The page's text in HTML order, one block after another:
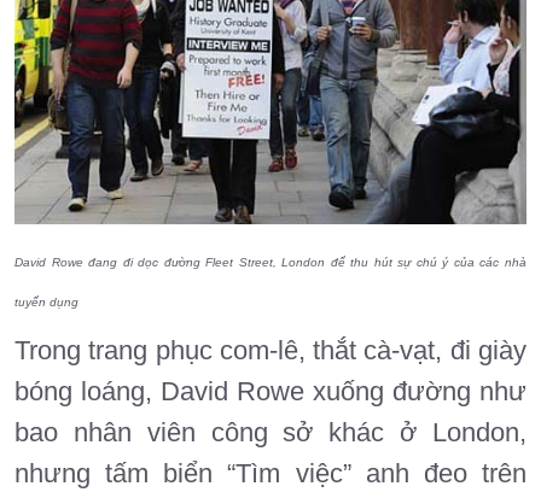
David Rowe đang đi dọc đường Fleet Street, London để thu hút sự chú ý của các nhà
tuyển dụng
Trong trang phục com-lê, thắt cà-vạt, đi giày
bóng loáng, David Rowe xuống đường như
bao nhân viên công sở khác ở London,
nhưng tấm biển “Tìm việc” anh đeo trên